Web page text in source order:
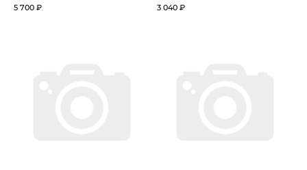
5 700 ₽ 3 040 ₽